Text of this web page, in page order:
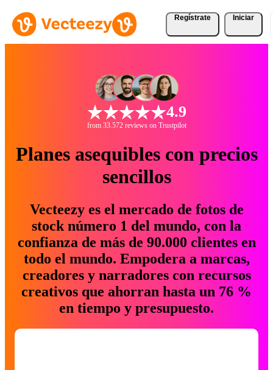
Regístrate Iniciar
4.9
from 33.572 reviews on Trustpilot
Planes asequibles con precios
sencillos
Vecteezy es el mercado de fotos de
stock número 1 del mundo, con la
confianza de más de 90.000 clientes en
todo el mundo. Empodera a marcas,
creadores y narradores con recursos
creativos que ahorran hasta un 76 %
en tiempo y presupuesto.